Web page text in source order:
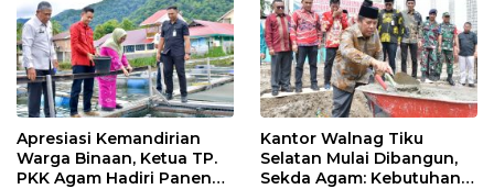
Apresiasi Kemandirian
Warga Binaan, Ketua TP.
PKK Agam Hadiri Panen
Kantor Walnag Tiku
Selatan Mulai Dibangun,
Sekda Agam: Kebutuhan